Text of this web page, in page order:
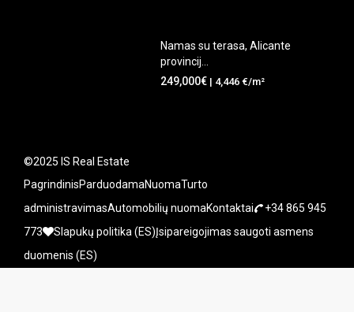
Namas su terasa, Alicante
provincij...
249,000€ | 4,446 €/m²
©2025 IS Real Estate
PagrindinisParduodamaNuomaTurto
administravimasAutomobilių nuomaKontaktai
+34 865 945
773
Slapukų politika (ES)Įsipareigojimas saugoti asmens
duomenis (ES)